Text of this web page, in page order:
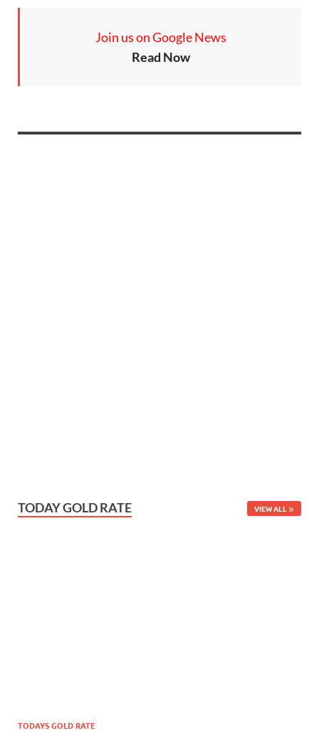
Join us on Google News
Read Now
TODAY GOLD RATE VIEW ALL
TODAYS GOLD RATE